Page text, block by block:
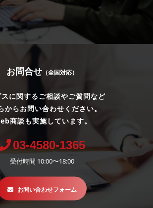
お問合せ （全国対応）
に関するご相談やご質問など
からお問い合わせください。
商談も実施しています。
03-4580-1365
受付時間 10:00〜18:00
お問い合わせフォーム